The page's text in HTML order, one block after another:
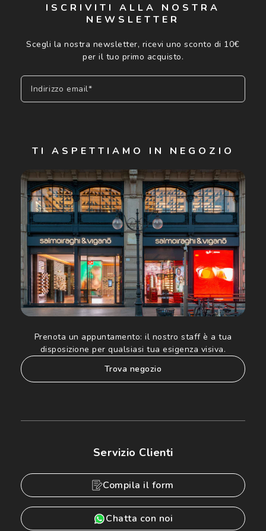
ISCRIVITI ALLA NOSTRA
NEWSLETTER
Scegli la nostra newsletter, ricevi uno sconto di 10€
per il tuo primo acquisto.
Indirizzo email*
Cliccando su "Iscriviti", confermo di avere più di 16 anni e
acconsento all'utilizzo dei miei Dati Personali da parte di
Luxottica Group S.p.A. per l'invio di offerte speciali, novità
ed altre comunicazioni di carattere pubblicitario (consultare
Informativa sulla privacyper ulteriori informazioni).
TI ASPETTIAMO IN NEGOZIO
Prenota un appuntamento: il nostro staff è a tua
disposizione per qualsiasi tua esigenza visiva.
trova negozio
Servizio Clienti
Compila il form
Chatta con noi